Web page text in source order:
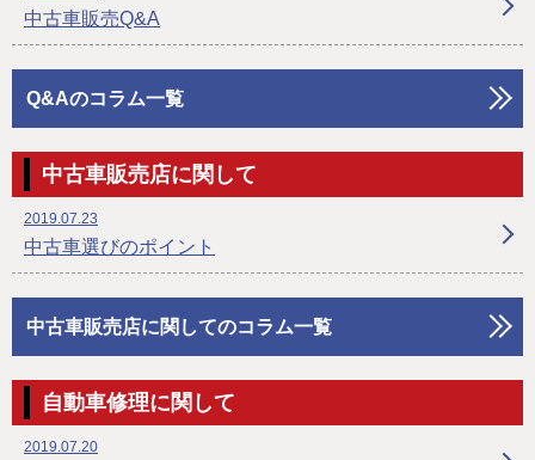
中古車販売Q&A
Q&Aのコラム一覧
中古車販売店に関して
2019.07.23
中古車選びのポイント
中古車販売店に関してのコラム一覧
自動車修理に関して
2019.07.20